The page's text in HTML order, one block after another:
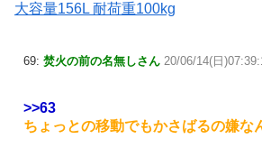
大容量156L 耐荷重100kg
69: 焚火の前の名無しさん 20/06/14(日
>>63
ちょっとの移動でもかさばるの嫌な